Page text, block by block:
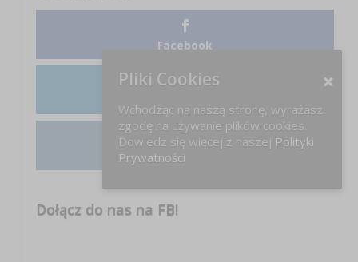
Facebook
Instagram
Dołącz do nas na FB!
Pliki Cookies
Wchodząc na naszą stronę, wyrażasz
zgodę na używanie plików cookies.
Dowiedz się więcej z naszej Polityki
Prywatności